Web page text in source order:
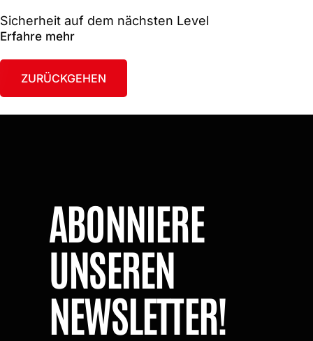
Sicherheit auf dem nächsten Level
Erfahre mehr
ZURÜCKGEHEN
ABONNIERE
UNSEREN
NEWSLETTER!